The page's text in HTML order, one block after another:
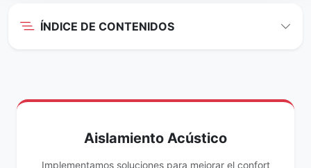
ÍNDICE DE CONTENIDOS
Aislamiento Acústico
Implementamos soluciones para mejorar el confort